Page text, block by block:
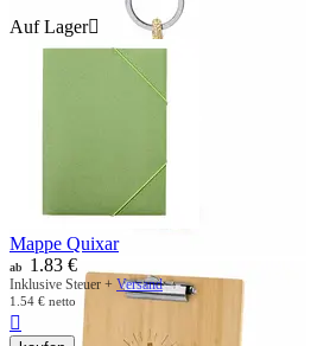
Auf Lager
Mappe Quixar
ab 1.83 €
Inklusive Steuer + Versand
1.54 € netto
